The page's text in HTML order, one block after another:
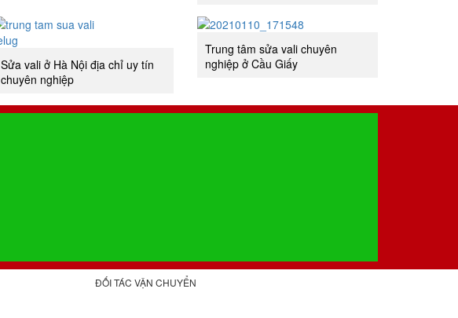
Sửa vali ở Hà Nội địa chỉ uy tín
chuyên nghiệp
Trung tâm sửa vali chuyên
nghiệp ở Cầu Giấy
ĐỐI TÁC VẬN CHUYỂN